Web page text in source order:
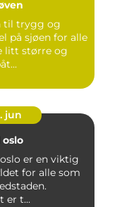
til trygg og
på sjøen for alle
litt større og
jun
er en viktig
for alle som
er t...